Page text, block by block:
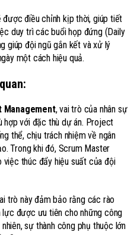
điều chỉnh kịp thời, giúp tiết
duy trì các buổi họp đứng (Daily
giúp đội ngũ gắn kết và xử lý
một cách hiệu quả.
Management, vai trò của nhân sự
hợp với đặc thù dự án. Project
thể, chịu trách nhiệm về ngân
Trong khi đó, Scrum Master
thúc đẩy hiệu suất của đội
trò này đảm bảo rằng các rào
được ưu tiên cho những công
sự thành công phụ thuộc lớn